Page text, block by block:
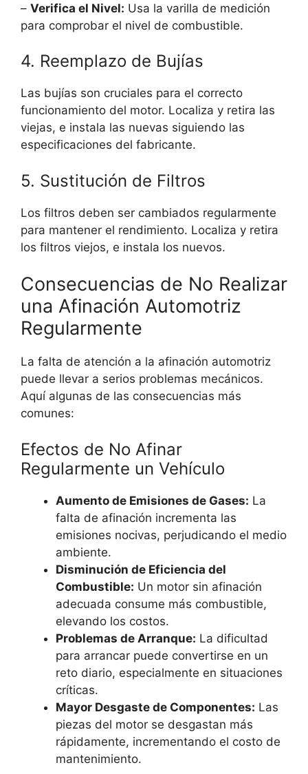
– Verifica el Nivel: Usa la varilla de medición
para comprobar el nivel de combustible.
4. Reemplazo de Bujías
Las bujías son cruciales para el correcto
funcionamiento del motor. Localiza y retira las
viejas, e instala las nuevas siguiendo las
especificaciones del fabricante.
5. Sustitución de Filtros
Los filtros deben ser cambiados regularmente
para mantener el rendimiento. Localiza y retira
los filtros viejos, e instala los nuevos.
Consecuencias de No Realizar
una Afinación Automotriz
Regularmente
La falta de atención a la afinación automotriz
puede llevar a serios problemas mecánicos.
Aquí algunas de las consecuencias más
comunes:
Efectos de No Afinar
Regularmente un Vehículo
Aumento de Emisiones de Gases: La
falta de afinación incrementa las
emisiones nocivas, perjudicando el medio
ambiente.
Disminución de Eficiencia del
Combustible: Un motor sin afinación
adecuada consume más combustible,
elevando los costos.
Problemas de Arranque: La dificultad
para arrancar puede convertirse en un
reto diario, especialmente en situaciones
críticas.
Mayor Desgaste de Componentes: Las
piezas del motor se desgastan más
rápidamente, incrementando el costo de
mantenimiento.